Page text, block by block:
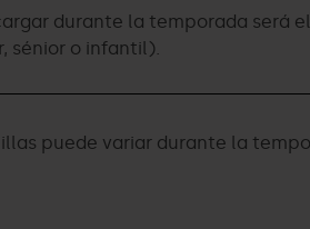
durante la temporada
sénior o infantil).
puede variar durante la